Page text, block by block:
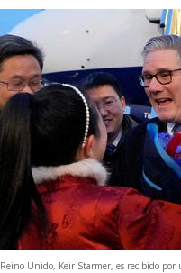
Unido, Keir Starmer, es recibido